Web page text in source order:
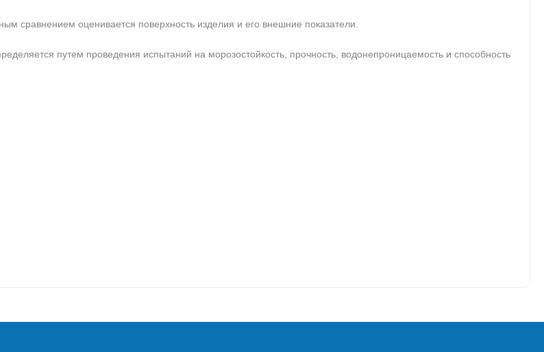
сравнением оценивается поверхность изделия и его внешние показатели.
путем проведения испытаний на морозостойкость, прочность, водонепроницаемость и способность